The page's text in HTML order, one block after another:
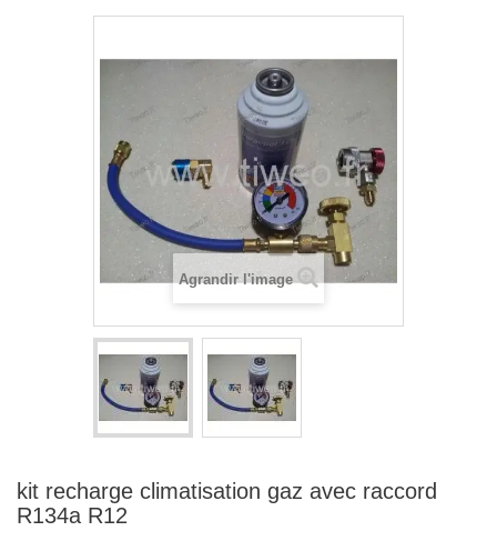
Agrandir l'image
kit recharge climatisation gaz avec raccord
R134a R12